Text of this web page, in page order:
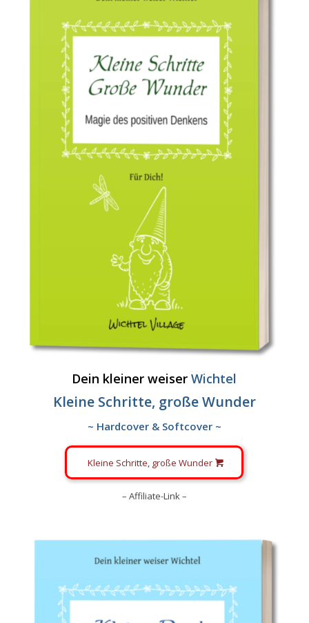
Dein kleiner weiser Wichtel
Kleine Schritte, große Wunder
~ Hardcover & Softcover ~
Kleine Schritte, große Wunder
– Affiliate-Link –